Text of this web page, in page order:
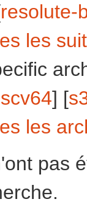
resolute-
les
] [
les
pas